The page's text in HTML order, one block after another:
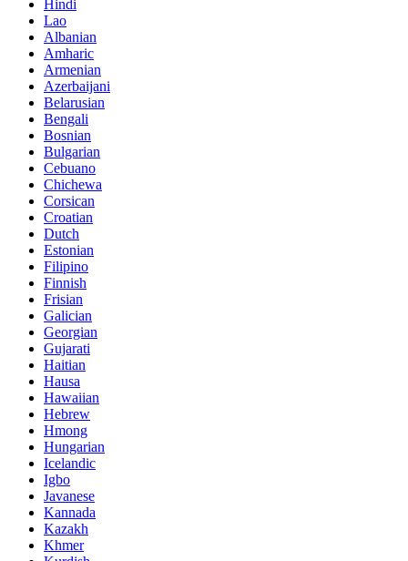
Hindi
Lao
Albanian
Amharic
Armenian
Azerbaijani
Belarusian
Bengali
Bosnian
Bulgarian
Cebuano
Chichewa
Corsican
Croatian
Dutch
Estonian
Filipino
Finnish
Frisian
Galician
Georgian
Gujarati
Haitian
Hausa
Hawaiian
Hebrew
Hmong
Hungarian
Icelandic
Igbo
Javanese
Kannada
Kazakh
Khmer